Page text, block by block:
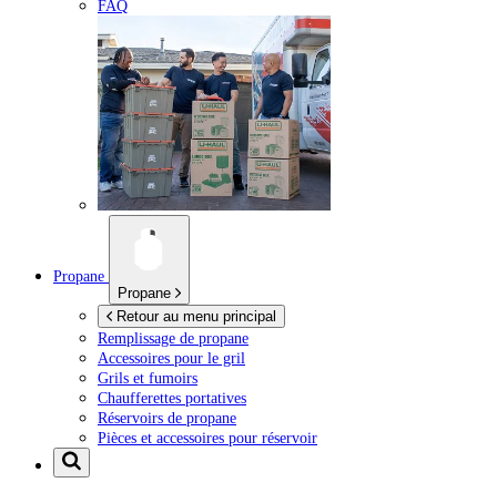
FAQ
Propane
Propane
Retour au menu principal
Remplissage de propane
Accessoires pour le gril
Grils et fumoirs
Chaufferettes portatives
Réservoirs de propane
Pièces et accessoires pour réservoir